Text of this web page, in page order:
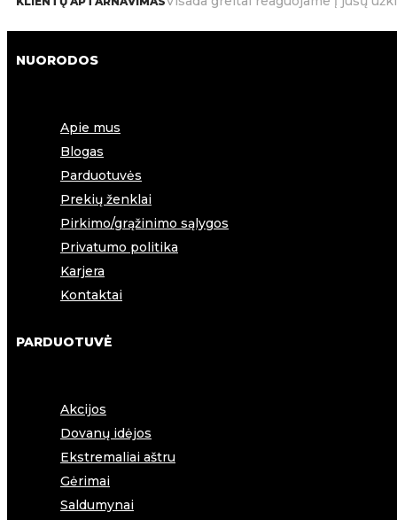
NUORODOS
Apie mus
Blogas
Parduotuvės
Prekių ženklai
Pirkimo/grąžinimo sąlygos
Privatumo politika
Karjera
Kontaktai
PARDUOTUVĖ
Akcijos
Dovanų idėjos
Ekstremaliai aštru
Gėrimai
Saldumynai